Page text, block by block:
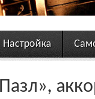
Настройка